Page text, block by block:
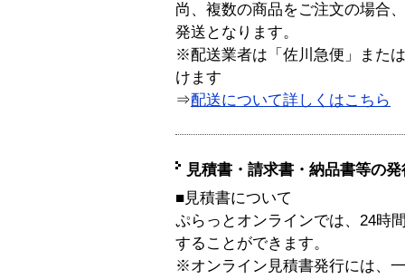
尚、複数の商品をご注文の場合
発送となります。
※配送業者は「佐川急便」また
けます
⇒配送について詳しくはこちら
見積書・請求書・納品書等の
■見積書について
ぷらっとオンラインでは、24時
することができます。
※オンライン見積書発行には、